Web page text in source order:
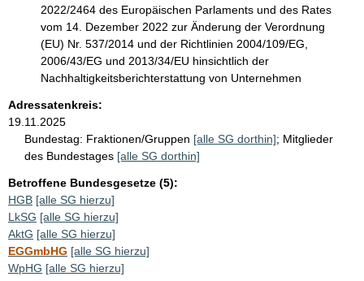
2022/2464 des Europäischen Parlaments und des Rates
vom 14. Dezember 2022 zur Änderung der Verordnung
(EU) Nr. 537/2014 und der Richtlinien 2004/109/EG,
2006/43/EG und 2013/34/EU hinsichtlich der
Nachhaltigkeitsberichterstattung von Unternehmen
Adressatenkreis:
19.11.2025
Bundestag: Fraktionen/Gruppen [alle SG dorthin]; Mitglieder
des Bundestages [alle SG dorthin]
Betroffene Bundesgesetze (5):
HGB [alle SG hierzu]
LkSG [alle SG hierzu]
AktG [alle SG hierzu]
EGGmbHG [alle SG hierzu]
WpHG [alle SG hierzu]